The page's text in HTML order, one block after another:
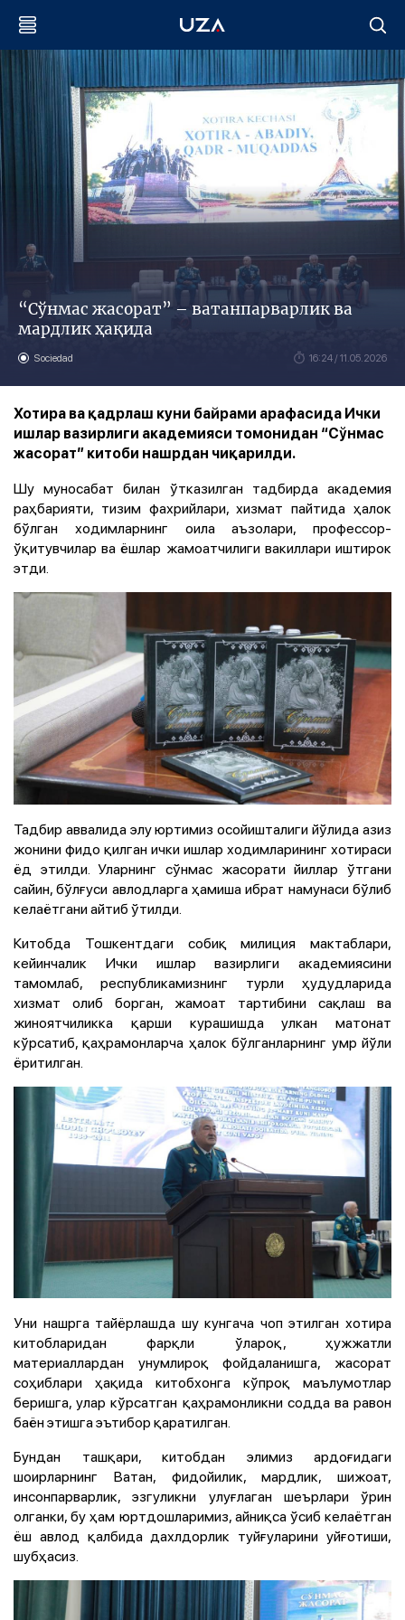
“Сўнмас жасорат” – ватанпарварлик ва
мардлик ҳақида
Sociedad 16:24 / 11.05.2026
Хотира ва қадрлаш куни байрами арафасида Ички
ишлар вазирлиги академияси томонидан “Сўнмас
жасорат” китоби нашрдан чиқарилди.
Шу муносабат билан ўтказилган тадбирда академия
раҳбарияти, тизим фахрийлари, хизмат пайтида ҳалок
бўлган ходимларнинг оила аъзолари, профессор-
ўқитувчилар ва ёшлар жамоатчилиги вакиллари иштирок
этди.
Тадбир аввалида элу юртимиз осойишталиги йўлида азиз
жонини фидо қилган ички ишлар ходимларининг хотираси
ёд этилди. Уларнинг сўнмас жасорати йиллар ўтгани
сайин, бўлғуси авлодларга ҳамиша ибрат намунаси бўлиб
келаётгани айтиб ўтилди.
Китобда Тошкентдаги собиқ милиция мактаблари,
кейинчалик Ички ишлар вазирлиги академиясини
тамомлаб, республикамизнинг турли ҳудудларида
хизмат олиб борган, жамоат тартибини сақлаш ва
жиноятчиликка қарши курашишда улкан матонат
кўрсатиб, қаҳрамонларча ҳалок бўлганларнинг умр йўли
ёритилган.
Уни нашрга тайёрлашда шу кунгача чоп этилган хотира
китобларидан фарқли ўлароқ, ҳужжатли
материаллардан унумлироқ фойдаланишга, жасорат
соҳиблари ҳақида китобхонга кўпроқ маълумотлар
беришга, улар кўрсатган қаҳрамонликни содда ва равон
баён этишга эътибор қаратилган.
Бундан ташқари, китобдан элимиз ардоғидаги
шоирларнинг Ватан, фидойилик, мардлик, шижоат,
инсонпарварлик, эзгуликни улуғлаган шеърлари ўрин
олганки, бу ҳам юртдошларимиз, айниқса ўсиб келаётган
ёш авлод қалбида дахлдорлик туйғуларини уйғотиши,
шубҳасиз.